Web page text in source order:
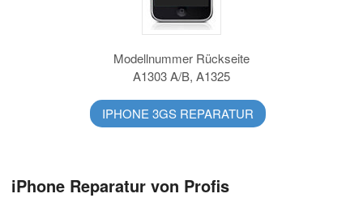
Modellnummer Rückseite
A1303 A/B, A1325
IPHONE 3GS REPARATUR
iPhone Reparatur von Profis